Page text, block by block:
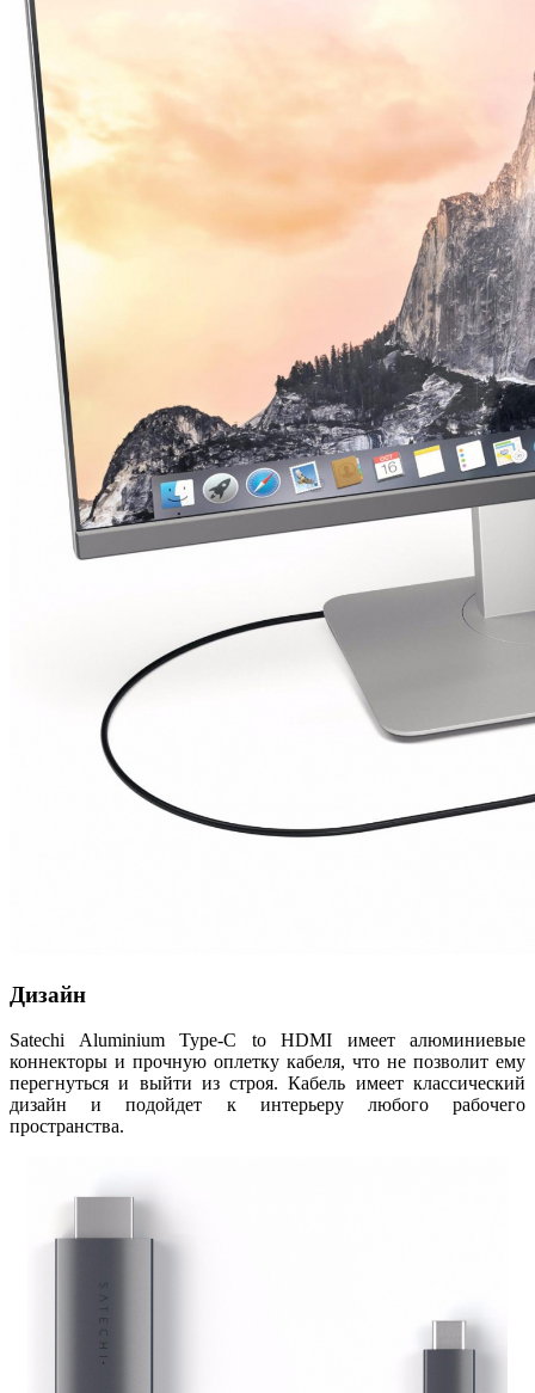
Дизайн
Satechi Aluminium Type-C to HDMI имеет алюминиевые
коннекторы и прочную оплетку кабеля, что не позволит ему
перегнуться и выйти из строя. Кабель имеет классический
дизайн и подойдет к интерьеру любого рабочего
пространства.